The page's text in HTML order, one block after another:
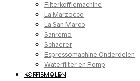
Filterkoffiemachine
La Marzocco
La San Marco
Sanremo
Schaerer
Espressomachine Onderdelen
Waterfilter en Pomp
KOFFIEMOLEN